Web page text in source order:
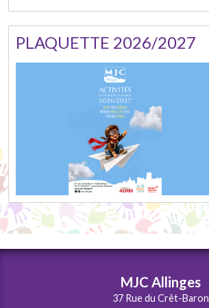
PLAQUETTE 2026/2027
MJC Allinges
37 Rue du Crêt-Baron